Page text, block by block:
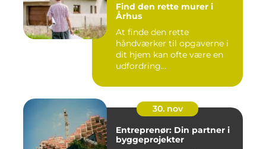
Find den rette murer i
Århus
At finde den rette
håndværker til opgaverne i
dit hjem kan ofte være en
udfordring...
30. nov
Entreprenør: Din partner i
byggeprojekter